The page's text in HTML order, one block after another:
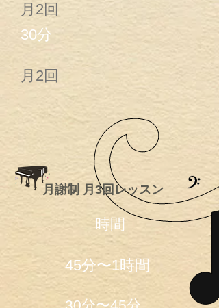
月2回
30分
月2回
​月謝制 月3回レッスン
時間
45分〜1時間